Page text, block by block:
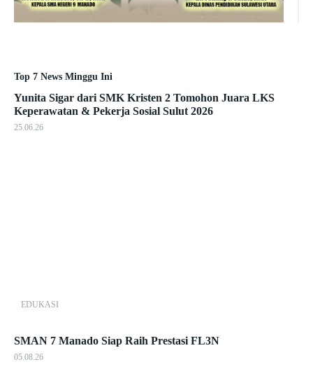
Top 7 News Minggu Ini
Yunita Sigar dari SMK Kristen 2 Tomohon Juara LKS
Keperawatan & Pekerja Sosial Sulut 2026
25.06.26
EDUKASI
SMAN 7 Manado Siap Raih Prestasi FL3N
05.08.26